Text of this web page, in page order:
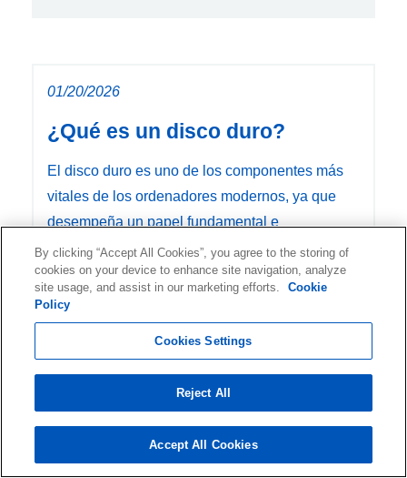
01/20/2026
¿Qué es un disco duro?
El disco duro es uno de los componentes más
vitales de los ordenadores modernos, ya que
desempeña un papel fundamental e
Servicios de
Recuperación
de Datos
Relacionados
By clicking “Accept All Cookies”, you agree to the storing of
cookies on your device to enhance site navigation, analyze
site usage, and assist in our marketing efforts.
Cookie
Policy
Cookies Settings
Reject All
Accept All Cookies